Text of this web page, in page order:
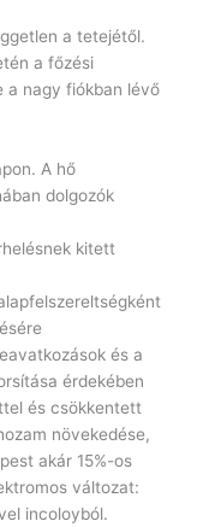
a tetejétől.
a főzési
a nagy fiókban lévő
A hő
dolgozók
kitett
és a
érdekében
és csökkentett
növekedése,
akár 15%-os
változat:
incoloyból.